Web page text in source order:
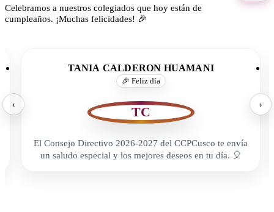
Celebramos a nuestros colegiados que hoy están de
cumpleaños. ¡Muchas felicidades! 🎉
‹
TANIA CALDERON HUAMANI
🎉 Feliz día
TC
El Consejo Directivo 2026-2027 del CCPCusco te envía
un saludo especial y los mejores deseos en tu día. 🎈
›